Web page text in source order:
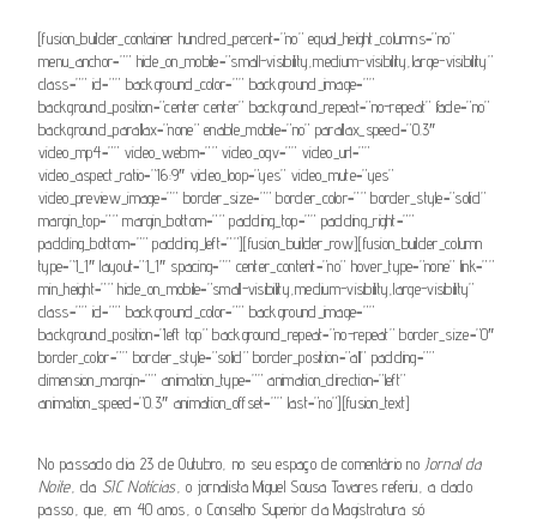
[fusion_builder_container hundred_percent=”no” equal_height_columns=”no”
menu_anchor=”” hide_on_mobile=”small-visibility,medium-visibility,large-visibility”
class=”” id=”” background_color=”” background_image=””
background_position=”center center” background_repeat=”no-repeat” fade=”no”
background_parallax=”none” enable_mobile=”no” parallax_speed=”0.3″
video_mp4=”” video_webm=”” video_ogv=”” video_url=””
video_aspect_ratio=”16:9″ video_loop=”yes” video_mute=”yes”
video_preview_image=”” border_size=”” border_color=”” border_style=”solid”
margin_top=”” margin_bottom=”” padding_top=”” padding_right=””
padding_bottom=”” padding_left=””][fusion_builder_row][fusion_builder_column
type=”1_1″ layout=”1_1″ spacing=”” center_content=”no” hover_type=”none” link=””
min_height=”” hide_on_mobile=”small-visibility,medium-visibility,large-visibility”
class=”” id=”” background_color=”” background_image=””
background_position=”left top” background_repeat=”no-repeat” border_size=”0″
border_color=”” border_style=”solid” border_position=”all” padding=””
dimension_margin=”” animation_type=”” animation_direction=”left”
animation_speed=”0.3″ animation_offset=”” last=”no”][fusion_text]
No passado dia 23 de Outubro, no seu espaço de comentário no Jornal da
Noite, da SIC Notícias, o jornalista Miguel Sousa Tavares referiu, a dado
passo, que, em 40 anos, o Conselho Superior da Magistratura só